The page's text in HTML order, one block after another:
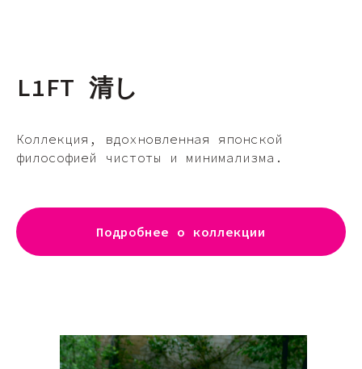
L1FT 清し
Коллекция, вдохновленная японской
философией чистоты и минимализма.
Подробнее о коллекции